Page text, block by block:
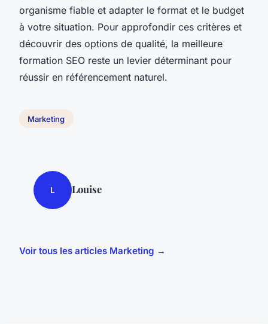
organisme fiable et adapter le format et le budget
à votre situation. Pour approfondir ces critères et
découvrir des options de qualité, la meilleure
formation SEO reste un levier déterminant pour
réussir en référencement naturel.
Marketing
L Louise
Voir tous les articles Marketing →